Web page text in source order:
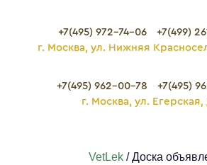
+7(495) 972-74-06
+7(499)
г. Москва, ул. Нижняя
+7(495) 962-00-78
+7(495)
г. Москва, ул. Егерская,
VetLek/ Доска